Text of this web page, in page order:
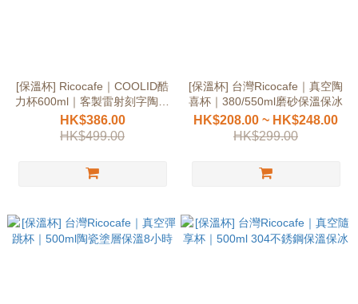
[保溫杯] Ricocafe｜COOLID酷
力杯600ml｜客製雷射刻字陶瓷
塗層
HK$386.00
HK$499.00
[保溫杯] 台灣Ricocafe｜真空陶
喜杯｜380/550ml磨砂保溫保冰
HK$208.00 ~ HK$248.00
HK$299.00